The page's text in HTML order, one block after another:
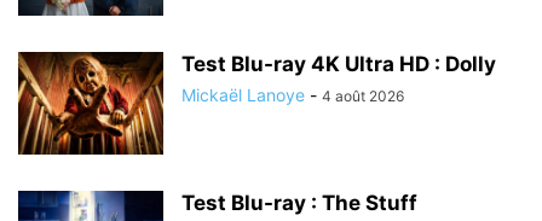
Test Blu-ray 4K Ultra HD : Dolly
Mickaël Lanoye - 4 août 2026
Test Blu-ray : The Stuff